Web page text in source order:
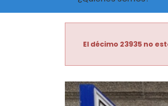
El décimo 23935 no